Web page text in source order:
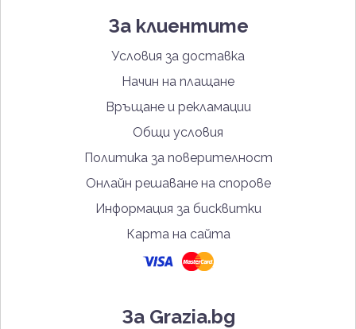
За клиентите
Условия за доставка
Начин на плащане
Връщане и рекламации
Общи условия
Политика за поверителност
Онлайн решаване на спорове
Информация за бисквитки
Карта на сайта
За Grazia.bg